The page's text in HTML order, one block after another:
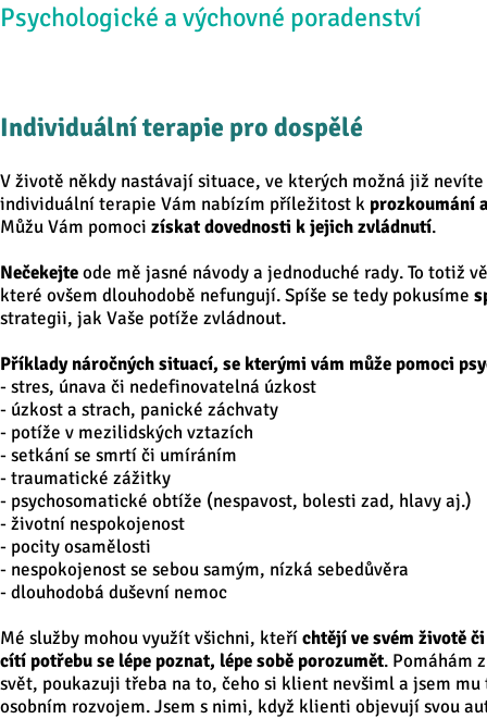
Psychologické a výchovné poradenství
Individuální terapie pro dospělé
V životě někdy nastávají situace, ve kterých možná již
individuální terapie Vám nabízím příležitost k prozkoumání
Můžu Vám pomoci získat dovednosti k jejich zvládnutí.
Nečekejteode mě jasné návody a jednoduché rady. To totiž
které ovšem dlouhodobě nefungují. Spíše se tedy pokusíme
strategii, jak Vaše potíže zvládnout.
Příklady náročných situací, se kterými vám může pomoci
- stres, únava či nedefinovatelná úzkost
- úzkost a strach, panické záchvaty
- potíže v mezilidských vztazích
- setkání se smrtí či umíráním
- traumatické zážitky
- psychosomatické obtíže (nespavost, bolesti zad, hlavy aj.)
- životní nespokojenost
- pocity osamělosti
- nespokojenost se sebou samým, nízká sebedůvěra
- dlouhodobá duševní nemoc
Mé služby mohou využít všichni, kteříchtějí ve svém životě
cítí potřebu se lépe poznat, lépe sobě porozumět. Pomáhám
svět, poukazuji třeba na to, čeho si klient nevšiml a jsem
osobním rozvojem. Jsem s nimi, když klienti objevují svou